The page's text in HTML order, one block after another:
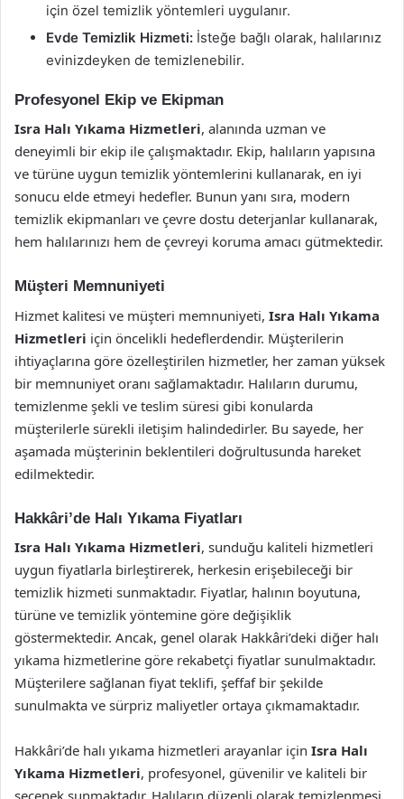
için özel temizlik yöntemleri uygulanır.
Evde Temizlik Hizmeti: İsteğe bağlı olarak, halılarınız
evinizdeyken de temizlenebilir.
Profesyonel Ekip ve Ekipman
Isra Halı Yıkama Hizmetleri, alanında uzman ve
deneyimli bir ekip ile çalışmaktadır. Ekip, halıların yapısına
ve türüne uygun temizlik yöntemlerini kullanarak, en iyi
sonucu elde etmeyi hedefler. Bunun yanı sıra, modern
temizlik ekipmanları ve çevre dostu deterjanlar kullanarak,
hem halılarınızı hem de çevreyi koruma amacı gütmektedir.
Müşteri Memnuniyeti
Hizmet kalitesi ve müşteri memnuniyeti, Isra Halı Yıkama
Hizmetleri için öncelikli hedeflerdendir. Müşterilerin
ihtiyaçlarına göre özelleştirilen hizmetler, her zaman yüksek
bir memnuniyet oranı sağlamaktadır. Halıların durumu,
temizlenme şekli ve teslim süresi gibi konularda
müşterilerle sürekli iletişim halindedirler. Bu sayede, her
aşamada müşterinin beklentileri doğrultusunda hareket
edilmektedir.
Hakkâri’de Halı Yıkama Fiyatları
Isra Halı Yıkama Hizmetleri, sunduğu kaliteli hizmetleri
uygun fiyatlarla birleştirerek, herkesin erişebileceği bir
temizlik hizmeti sunmaktadır. Fiyatlar, halının boyutuna,
türüne ve temizlik yöntemine göre değişiklik
göstermektedir. Ancak, genel olarak Hakkâri’deki diğer halı
yıkama hizmetlerine göre rekabetçi fiyatlar sunulmaktadır.
Müşterilere sağlanan fiyat teklifi, şeffaf bir şekilde
sunulmakta ve sürpriz maliyetler ortaya çıkmamaktadır.
Hakkâri’de halı yıkama hizmetleri arayanlar için Isra Halı
Yıkama Hizmetleri, profesyonel, güvenilir ve kaliteli bir
seçenek sunmaktadır. Halıların düzenli olarak temizlenmesi,